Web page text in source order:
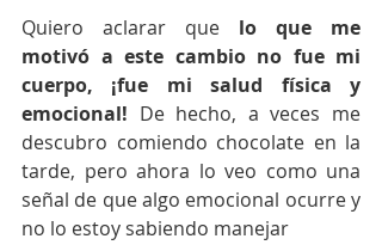
Quiero aclarar que lo que me
motivó a este cambio no fue mi
cuerpo, ¡fue mi salud física y
emocional! De hecho, a veces me
descubro comiendo chocolate en la
tarde, pero ahora lo veo como una
señal de que algo emocional ocurre y
no lo estoy sabiendo manejar